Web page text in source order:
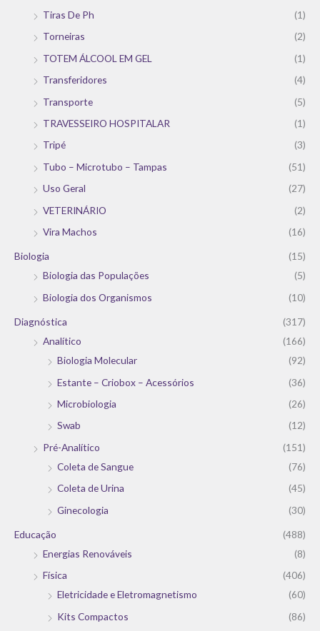
Tiras De Ph
(1)
Torneiras
(2)
TOTEM ÁLCOOL EM GEL
(1)
Transferidores
(4)
Transporte
(5)
TRAVESSEIRO HOSPITALAR
(1)
Tripé
(3)
Tubo – Microtubo – Tampas
(51)
Uso Geral
(27)
VETERINÁRIO
(2)
Vira Machos
(16)
Biologia
(15)
Biologia das Populações
(5)
Biologia dos Organismos
(10)
Diagnóstica
(317)
Analítico
(166)
Biologia Molecular
(92)
Estante – Criobox – Acessórios
(36)
Microbiologia
(26)
Swab
(12)
Pré-Analítico
(151)
Coleta de Sangue
(76)
Coleta de Urina
(45)
Ginecologia
(30)
Educação
(488)
Energias Renováveis
(8)
Física
(406)
Eletricidade e Eletromagnetismo
(60)
Kits Compactos
(86)